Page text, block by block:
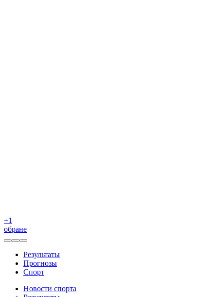
+1
обране
Результаты
Прогнозы
Спорт
Новости спорта